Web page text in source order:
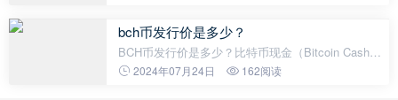
涨了4.58%。Hungari
bch币发行价是多少？
BCH币发行价是多少？比特币现金（Bitcoin Cash，
简称BCH）是比特币（Bitcoin，简称BTC）的一个分
2024年07月24日 162阅读